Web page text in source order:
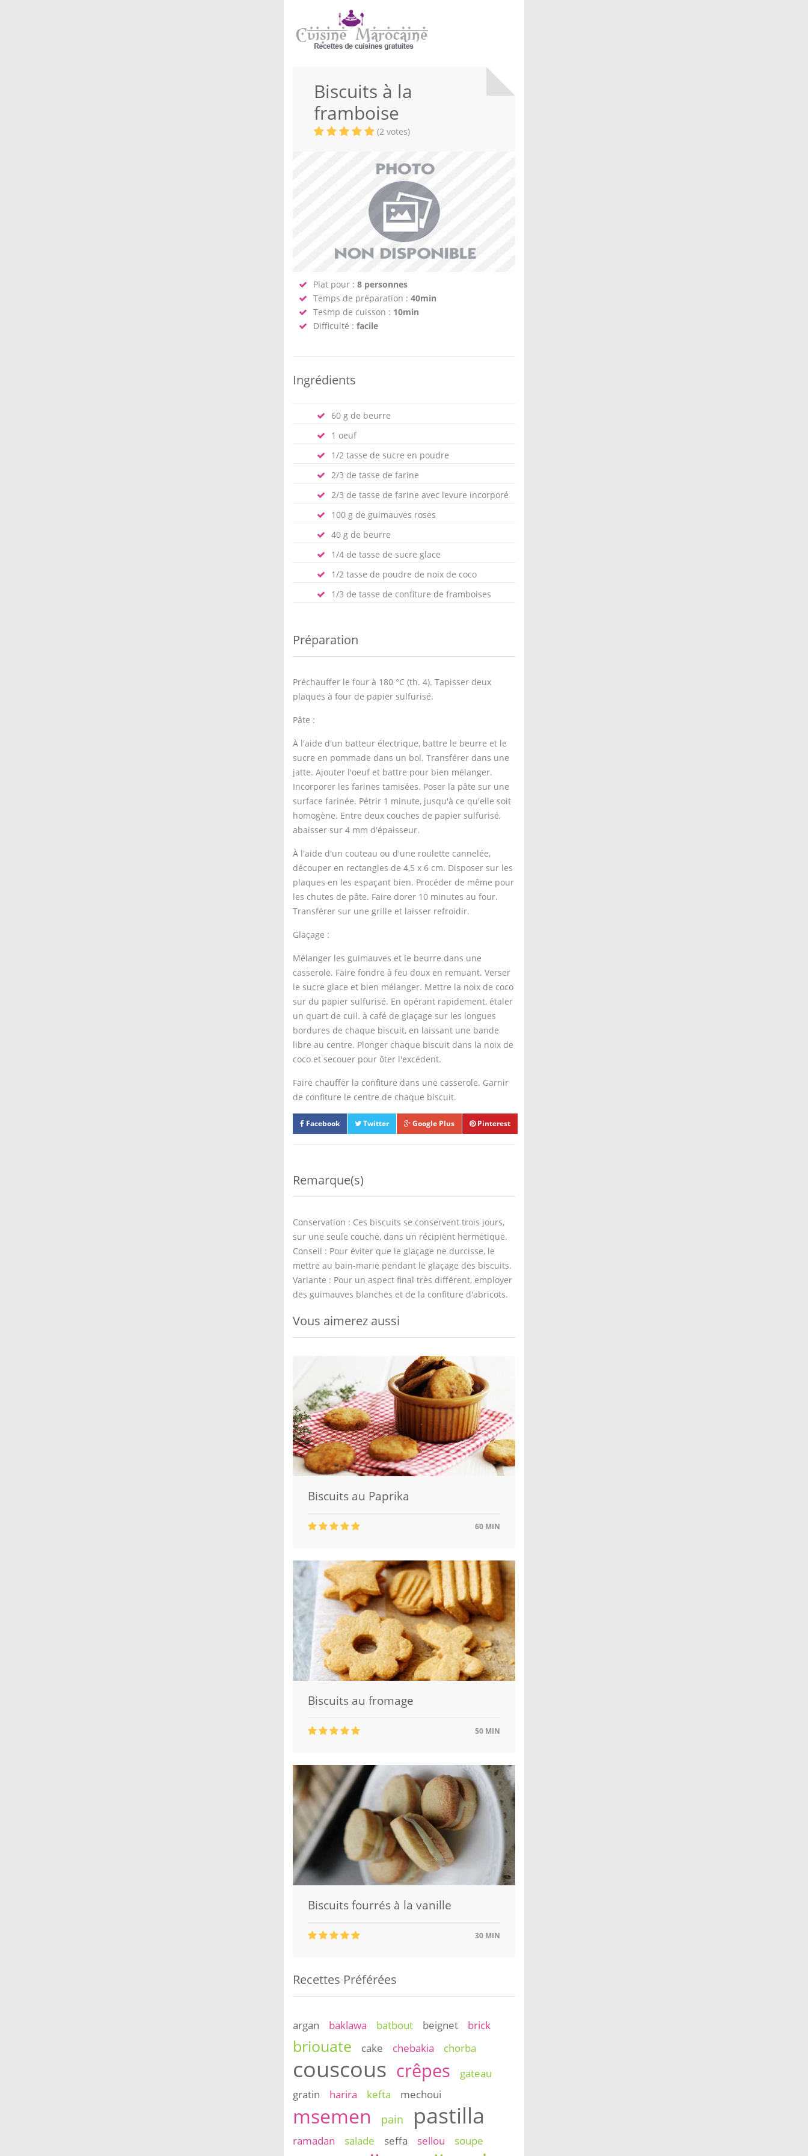
Biscuits à la
framboise
(2 votes)
Plat pour : 8 personnes
Temps de préparation : 40min
Tesmp de cuisson : 10min
Difficulté : facile
Ingrédients
60 g de beurre
1 oeuf
1/2 tasse de sucre en poudre
2/3 de tasse de farine
2/3 de tasse de farine avec levure incorporé
100 g de guimauves roses
40 g de beurre
1/4 de tasse de sucre glace
1/2 tasse de poudre de noix de coco
1/3 de tasse de confiture de framboises
Préparation
Préchauffer le four à 180 °C (th. 4). Tapisser deux
plaques à four de papier sulfurisé.
Pâte :
À l'aide d'un batteur électrique, battre le beurre et le
sucre en pommade dans un bol. Transférer dans une
jatte. Ajouter l'oeuf et battre pour bien mélanger.
Incorporer les farines tamisées. Poser la pâte sur une
surface farinée. Pétrir 1 minute, jusqu'à ce qu'elle soit
homogène. Entre deux couches de papier sulfurisé,
abaisser sur 4 mm d'épaisseur.
À l'aide d'un couteau ou d'une roulette cannelée,
découper en rectangles de 4,5 x 6 cm. Disposer sur les
plaques en les espaçant bien. Procéder de même pour
les chutes de pâte. Faire dorer 10 minutes au four.
Transférer sur une grille et laisser refroidir.
Glaçage :
Mélanger les guimauves et le beurre dans une
casserole. Faire fondre à feu doux en remuant. Verser
le sucre glace et bien mélanger. Mettre la noix de coco
sur du papier sulfurisé. En opérant rapidement, étaler
un quart de cuil. à café de glaçage sur les longues
bordures de chaque biscuit, en laissant une bande
libre au centre. Plonger chaque biscuit dans la noix de
coco et secouer pour ôter l'excédent.
Faire chauffer la confiture dans une casserole. Garnir
de confiture le centre de chaque biscuit.
Facebook Twitter Google Plus Pinterest
Remarque(s)
Conservation : Ces biscuits se conservent trois jours,
sur une seule couche, dans un récipient hermétique.
Conseil : Pour éviter que le glaçage ne durcisse, le
mettre au bain-marie pendant le glaçage des biscuits.
Variante : Pour un aspect final très différent, employer
des guimauves blanches et de la confiture d'abricots.
Vous aimerez aussi
Biscuits au Paprika
60 MIN
Biscuits au fromage
50 MIN
Biscuits fourrés à la vanille
30 MIN
Recettes Préférées
argan baklawa batbout beignet brick
briouate cake chebakia chorba
couscous crêpes
gateau
gratin
harira kefta mechoui
msemen pain pastilla
ramadan salade seffa sellou soupe